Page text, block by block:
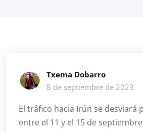
Txema Dobarro
8 de septiembre de 2023
El tráfico hacia Irún se desviará
entre el 11 y el 15 de septiembre